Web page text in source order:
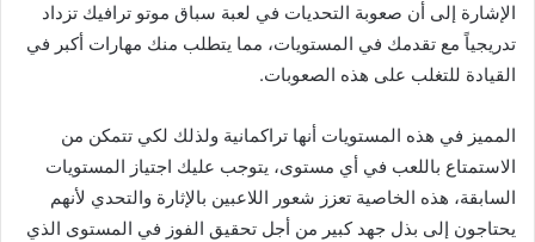
الإشارة إلى أن صعوبة التحديات في لعبة سباق موتو ترافيك تزداد
تدريجياً مع تقدمك في المستويات، مما يتطلب منك مهارات أكبر في
القيادة للتغلب على هذه الصعوبات.
المميز في هذه المستويات أنها تراكمانية ولذلك لكي تتمكن من
الاستمتاع باللعب في أي مستوى، يتوجب عليك اجتياز المستويات
السابقة، هذه الخاصية تعزز شعور اللاعبين بالإثارة والتحدي لأنهم
يحتاجون إلى بذل جهد كبير من أجل تحقيق الفوز في المستوى الذي